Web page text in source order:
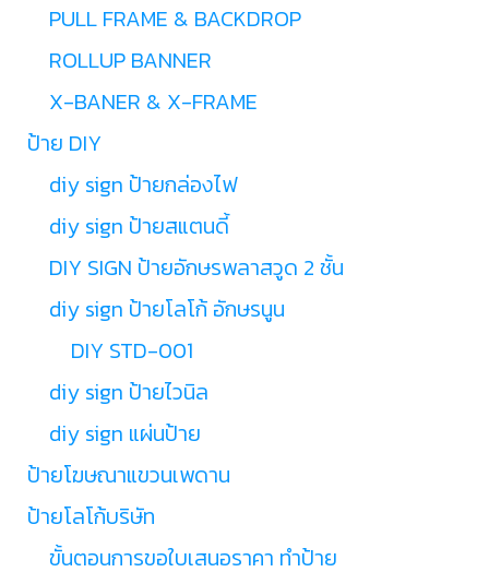
PULL FRAME & BACKDROP
ROLLUP BANNER
X-BANER & X-FRAME
ป้าย DIY
diy sign ป้ายกล่องไฟ
diy sign ป้ายสแตนดี้
DIY SIGN ป้ายอักษรพลาสวูด 2 ชั้น
diy sign ป้ายโลโก้ อักษรนูน
DIY STD-001
diy sign ป้ายไวนิล
diy sign แผ่นป้าย
ป้ายโฆษณาแขวนเพดาน
ป้ายโลโก้บริษัท
ขั้นตอนการขอใบเสนอราคา ทำป้าย